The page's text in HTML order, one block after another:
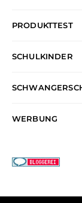
PRODUKTTEST
SCHULKINDER
WERBUNG